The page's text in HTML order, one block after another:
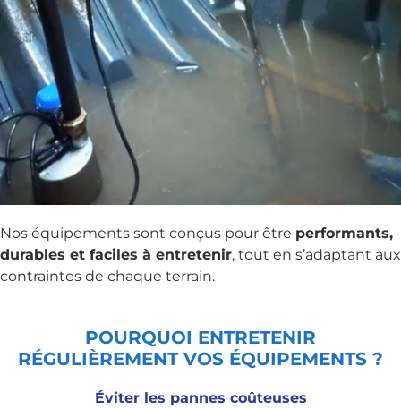
Nos équipements sont conçus pour être performants,
durables et faciles à entretenir, tout en s’adaptant aux
contraintes de chaque terrain.
POURQUOI ENTRETENIR
RÉGULIÈREMENT VOS ÉQUIPEMENTS ?
Éviter les pannes coûteuses